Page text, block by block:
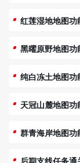
红莲湿地地图
黑曜原野地图
纯白冻土地图
天冠山麓地图
群青海岸地图
后期支线任务通